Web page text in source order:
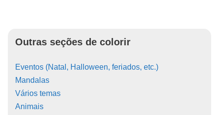
Outras seções de colorir
Eventos (Natal, Halloween, feriados, etc.)
Mandalas
Vários temas
Animais